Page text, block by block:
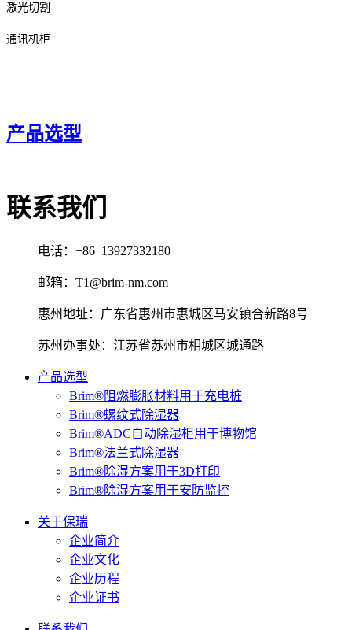
激光切割
通讯机柜
产品选型
联系我们
电话：+86 13927332180
邮箱：T1@brim-nm.com
惠州地址：广东省惠州市惠城区马安镇合新路8号
苏州办事处：江苏省苏州市相城区城通路
产品选型
Brim®阻燃膨胀材料用于充电桩
Brim®螺纹式除湿器
Brim®ADC自动除湿柜用于博物馆
Brim®法兰式除湿器
Brim®除湿方案用于3D打印
Brim®除湿方案用于安防监控
关于保瑞
企业简介
企业文化
企业历程
企业证书